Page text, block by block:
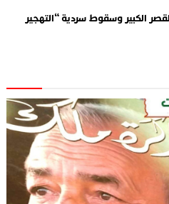
الكبير وسقوط سردية “التهجير
إسبانيا وهذه هي الوجهات
يرفض بعض لاعبوا المنتخب